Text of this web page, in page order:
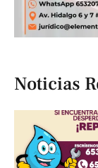
Noticias